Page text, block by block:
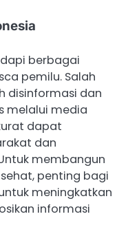
berbagai
pemilu. Salah
disinformasi dan
melalui media
dapat
dan
membangun
penting bagi
meningkatkan
informasi